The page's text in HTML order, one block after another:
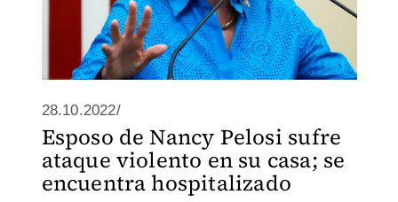
28.10.2022/
Esposo de Nancy Pelosi sufre
ataque violento en su casa; se
encuentra hospitalizado